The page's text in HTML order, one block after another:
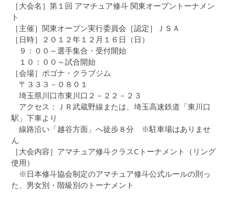
［大会名］第１回 アマチュア修斗 関東オープントーナメン
ト
［主催］関東オープン実行委員会［認定］ＪＳＡ
［日時］２０１２年１２月１６日（日）
９：００～選手集合・受付開始
１０：００～試合開始
［会場］ポゴナ・クラブジム
〒３３３－０８０１
埼玉県川口市東川口２－２２－２３
アクセス：ＪＲ武蔵野線または、埼玉高速鉄道「東川口
駅」下車より
線路沿い「越谷方面」へ徒歩８分 ※駐車場はありませ
ん
［大会内容］アマチュア修斗クラスCトーナメント（リング
使用）
※日本修斗協会制定のアマチュア修斗公式ルールの則っ
た、男女別・階級別のトーナメント